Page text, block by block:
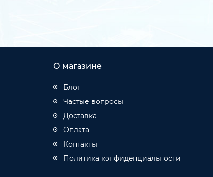
О магазине
Блог
Частые вопросы
Доставка
Оплата
Контакты
Политика конфиденциальности